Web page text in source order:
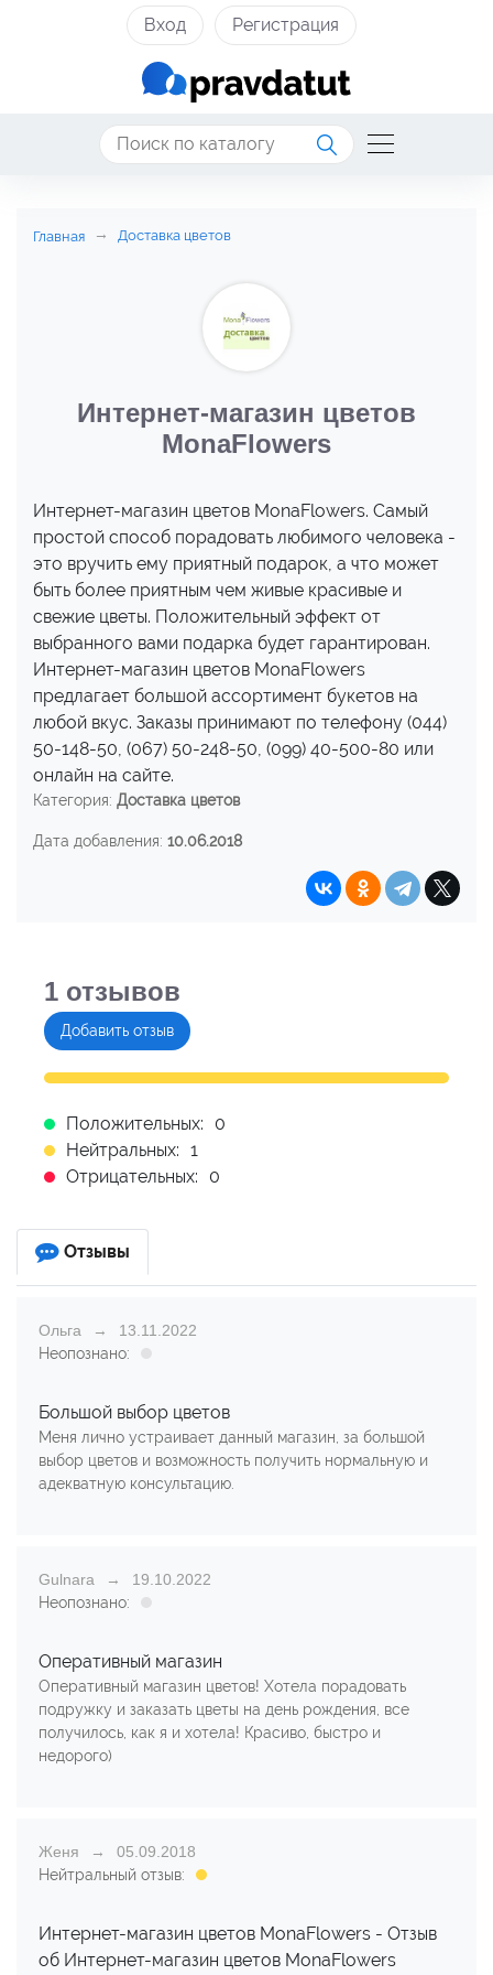
Вход Регистрация
Главная Доставка цветов
Интернет-магазин цветов
MonaFlowers
Интернет-магазин цветов MonaFlowers. Самый
простой способ порадовать любимого человека -
это вручить ему приятный подарок, а что может
быть более приятным чем живые красивые и
свежие цветы. Положительный эффект от
выбранного вами подарка будет гарантирован.
Интернет-магазин цветов MonaFlowers
предлагает большой ассортимент букетов на
любой вкус. Заказы принимают по телефону (044)
50-148-50, (067) 50-248-50, (099) 40-500-80 или
онлайн на сайте.
Категория: Доставка цветов
Дата добавления: 10.06.2018
1 отзывов
Добавить отзыв
Положительных:
0
Нейтральных: 1
Отрицательных:
0
Отзывы
Ольга
13.11.2022
Неопознано:
Большой выбор цветов
Меня лично устраивает данный магазин, за большой
выбор цветов и возможность получить нормальную и
адекватную консультацию.
Gulnara
19.10.2022
Неопознано:
Оперативный магазин
Оперативный магазин цветов! Хотела порадовать
подружку и заказать цветы на день рождения, все
получилось, как я и хотела! Красиво, быстро и
недорого)
Женя
05.09.2018
Нейтральный отзыв:
Интернет-магазин цветов MonaFlowers - Отзыв
об Интернет-магазин цветов MonaFlowers